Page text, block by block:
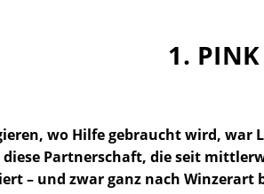
1.
wo Hilfe gebraucht wird, war
diese Partnerschaft, die seit
– und zwar ganz nach Winzerart